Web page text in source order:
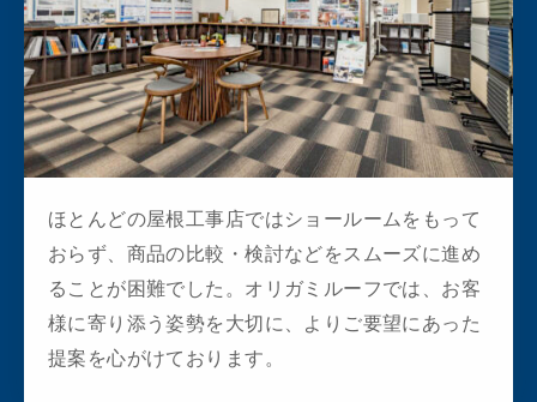
ほとんどの屋根工事店ではショールームをもって
おらず、商品の比較・検討などをスムーズに進め
ることが困難でした。オリガミルーフでは、お客
様に寄り添う姿勢を大切に、よりご要望にあった
提案を心がけております。